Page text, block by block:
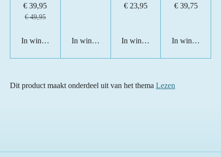
€ 39,95
€ 49,95
In winkelwagen In winkelwagen
€ 23,95
In winkelwagen
€ 39,75
In
Dit product maakt onderdeel uit van het thema Lezen